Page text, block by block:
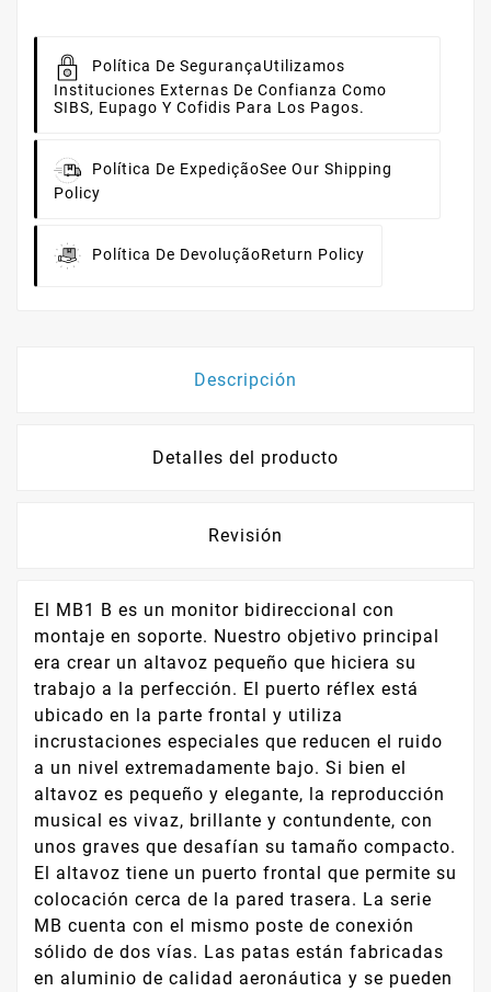
Política De SegurançaUtilizamos
Instituciones Externas De Confianza Como
SIBS, Eupago Y Cofidis Para Los Pagos.
Política De ExpediçãoSee Our Shipping
Policy
Política De DevoluçãoReturn Policy
Descripción
Detalles del producto
Revisión
El MB1 B es un monitor bidireccional con
montaje en soporte. Nuestro objetivo principal
era crear un altavoz pequeño que hiciera su
trabajo a la perfección. El puerto réflex está
ubicado en la parte frontal y utiliza
incrustaciones especiales que reducen el ruido
a un nivel extremadamente bajo. Si bien el
altavoz es pequeño y elegante, la reproducción
musical es vivaz, brillante y contundente, con
unos graves que desafían su tamaño compacto.
El altavoz tiene un puerto frontal que permite su
colocación cerca de la pared trasera. La serie
MB cuenta con el mismo poste de conexión
sólido de dos vías. Las patas están fabricadas
en aluminio de calidad aeronáutica y se pueden